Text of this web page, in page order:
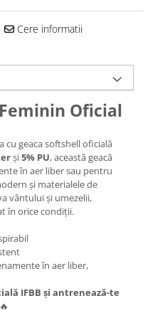
Cere informatii
Oficial
geaca softshell oficială
și5% PU, această geacă
în aer liber sau pentru
și materialele de
vântului și umezelii,
în orice condiții.
în aer liber,
IFBB și antrenează-te
🔥